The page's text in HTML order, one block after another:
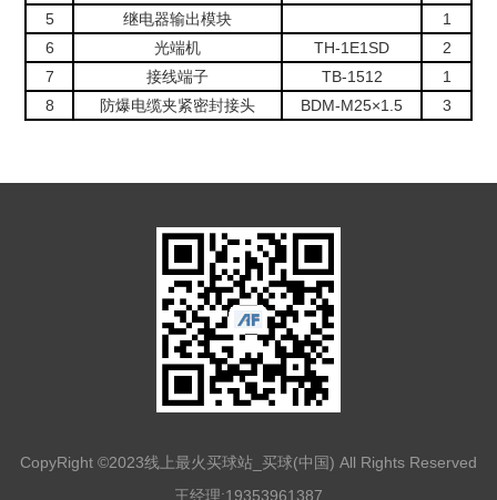
5
继电器输出模块
1
6
光端机 TH-1E1SD
2
7
接线端子 TB-1512
1
8
防爆电缆夹紧密封接头 BDM-M25×1.5 3
CopyRight ©2023线上最火买球站_买球(中国) All Rights Reserved
王经理:19353961387